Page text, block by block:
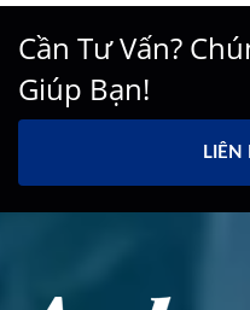
Cần Tư Vấn?
Giúp Bạn!
LIÊN